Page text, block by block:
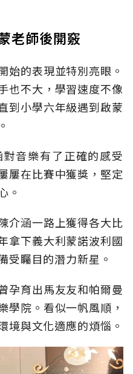
老師後開竅
始的表現並特別亮眼。
也不大，學習速度不像
到小學六年級遇到啟蒙
音樂有了正確的感受
屢在比賽中獲獎，堅定
。
介涵一路上獲得各大比
下義大利蒙諾波利國
受矚目的潛力新星。
孕育出馬友友和帕爾曼
學院。看似一帆風順，
境與文化適應的煩惱。